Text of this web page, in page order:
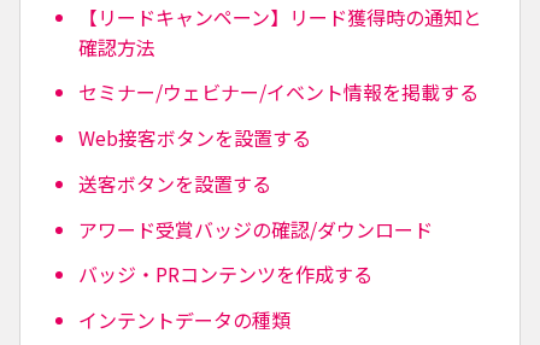
【リードキャンペーン】リード獲得時の通知と
確認方法
セミナー/ウェビナー/イベント情報を掲載する
Web接客ボタンを設置する
送客ボタンを設置する
アワード受賞バッジの確認/ダウンロード
バッジ・PRコンテンツを作成する
インテントデータの種類